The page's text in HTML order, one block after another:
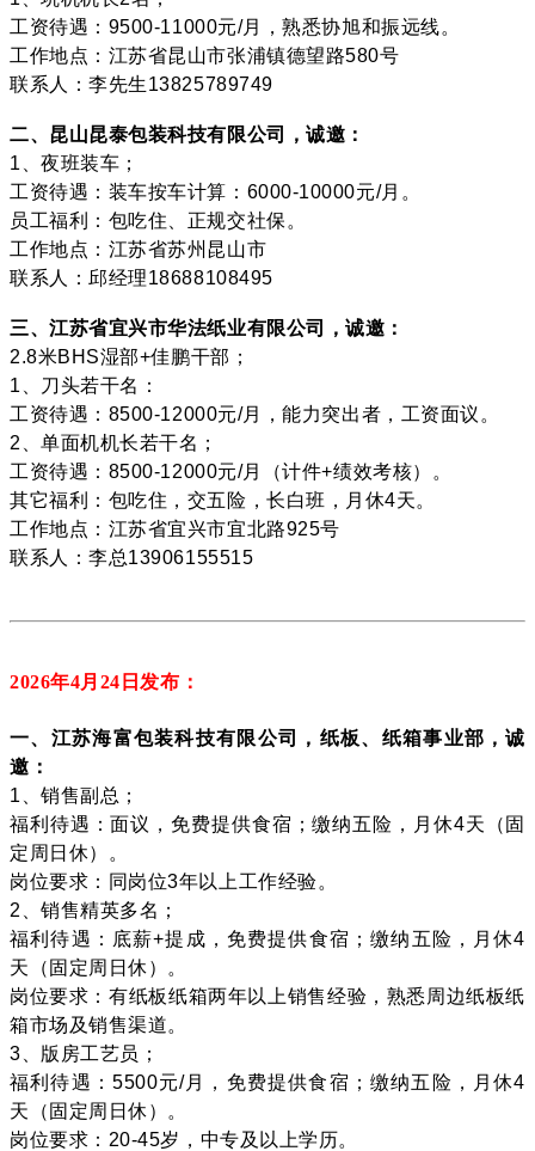
工资待遇：9500-11000元/月，熟悉协旭和振远线。
工作地点：江苏省昆山市张浦镇德望路580号
联系人：李先生13825789749
二、昆山昆泰包装科技有限公司，诚邀：
1、夜班装车；
工资待遇：装车按车计算：6000-10000元/月。
员工福利：包吃住、正规交社保。
工作地点：江苏省苏州昆山市
联系人：邱经理18688108495
三、江苏省宜兴市华法纸业有限公司，诚邀：
2.8米BHS湿部+佳鹏干部；
1、刀头若干名：
工资待遇：8500-12000元/月，能力突出者，工资面议。
2、单面机机长若干名；
工资待遇：8500-12000元/月（计件+绩效考核）。
其它福利：包吃住，交五险，长白班，月休4天。
工作地点：江苏省宜兴市宜北路925号
联系人：李总13906155515
2026年4月24 日发布：
一、江苏海富包装科技有限公司，纸板、纸箱事业部，诚
邀：
1、销售副总；
福利待遇：面议，免费提供食宿；缴纳五险，月休4天（固
定周日休）。
岗位要求：同岗位3年以上工作经验。
2、销售精英多名；
福利待遇：底薪+提成，免费提供食宿；缴纳五险，月休4
天（固定周日休）。
岗位要求：有纸板纸箱两年以上销售经验，熟悉周边纸板纸
箱市场及销售渠道。
3、版房工艺员；
福利待遇：5500元/月，免费提供食宿；缴纳五险，月休4
天（固定周日休）。
岗位要求：20-45岁，中专及以上学历。